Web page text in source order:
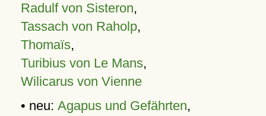
Radulf von Sisteron,
Tassach von Raholp,
Thomaïs,
Turibius von Le Mans,
Wilicarus von Vienne
• neu: Agapus und Gefährten,